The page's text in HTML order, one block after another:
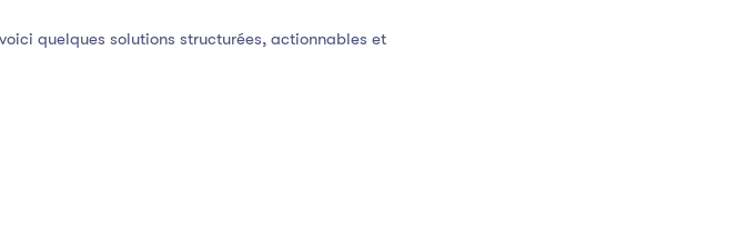
quelques solutions structurées, actionnables et